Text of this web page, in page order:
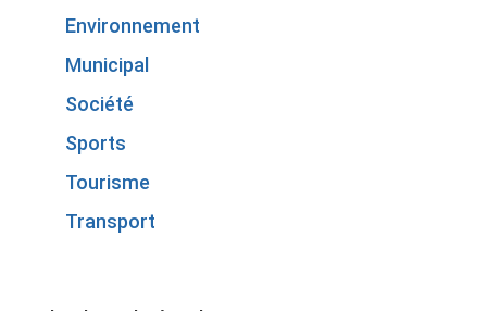
Environnement
Municipal
Société
Sports
Tourisme
Transport